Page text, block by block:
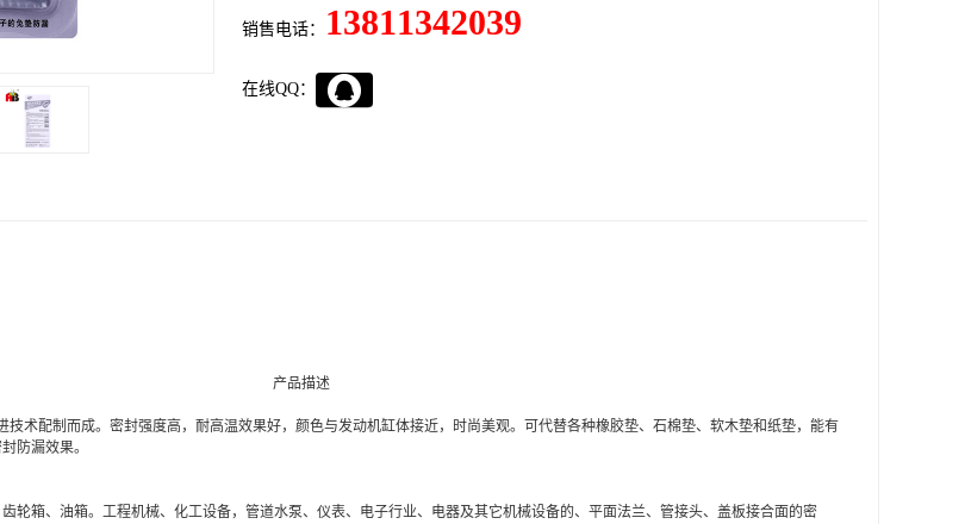
销售电话： 13811342039
在线QQ：
产品描述
技术配制而成。密封强度高，耐高温效果好，颜色与发动机缸体接近，时尚美观。可代替各种橡胶垫、石棉垫、软木垫和纸垫，能有
防漏效果。
轮箱、油箱。工程机械、化工设备，管道水泵、仪表、电子行业、电器及其它机械设备的、平面法兰、管接头、盖板接合面的密